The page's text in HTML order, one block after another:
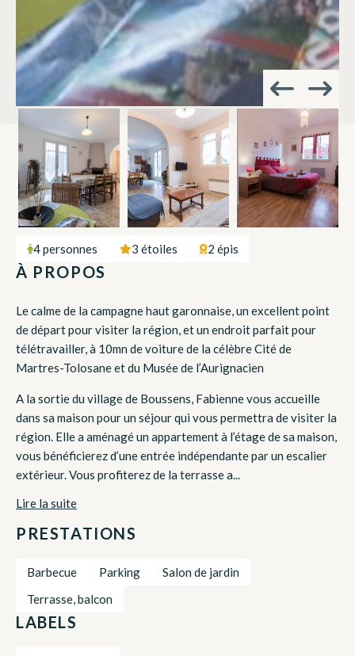
4 personnes 3 étoiles 2 épis
À PROPOS
Le calme de la campagne haut garonnaise, un excellent point
de départ pour visiter la région, et un endroit parfait pour
télétravailler, à 10mn de voiture de la célèbre Cité de
Martres-Tolosane et du Musée de l’Aurignacien
A la sortie du village de Boussens, Fabienne vous accueille
dans sa maison pour un séjour qui vous permettra de visiter la
région. Elle a aménagé un appartement à l’étage de sa maison,
vous bénéficierez d’une entrée indépendante par un escalier
extérieur. Vous profiterez de la terrasse a...
Lire la suite
PRESTATIONS
Barbecue Parking
Salon de jardin
Terrasse, balcon
LABELS